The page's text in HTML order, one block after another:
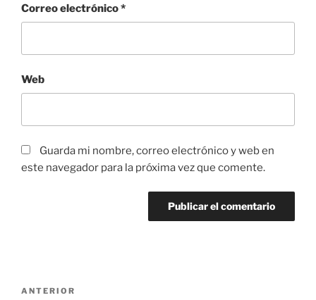
Correo electrónico*
Web
Guarda mi nombre, correo electrónico y web en
este navegador para la próxima vez que comente.
Navegación
Entrada
ANTERIOR